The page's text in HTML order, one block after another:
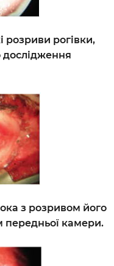
рогівки,
дослідження
з розривом його
передньої камери.